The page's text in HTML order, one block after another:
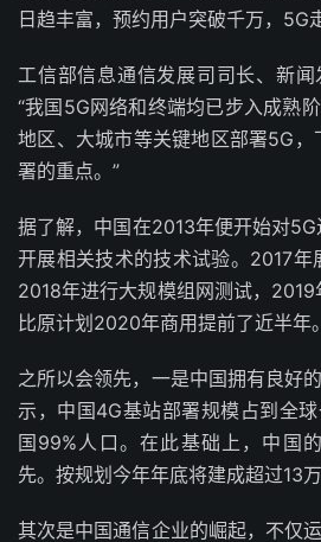
日趋丰富，预约用户突破千万，5G
工信部信息通信发展司司长、新闻
“我国5G网络和终端均已步入成熟
地区、大城市等关键地区部署5G
署的重点。”
据了解，中国在2013年便开始对
开展相关技术的技术试验。2017年
2018年进行大规模组网测试，
比原计划2020年商用提前了近半年。
之所以会领先，一是中国拥有良好
示，中国4G基站部署规模占到全
国99%人口。在此基础上，中国
先。按规划今年年底将建成超过13万
其次是中国通信企业的崛起，不仅